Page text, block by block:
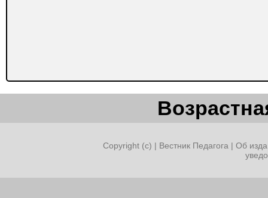
Copyright (c) | Вестник Педагога | Об